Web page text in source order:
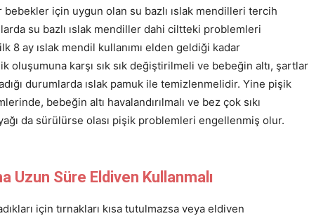
için uygun olan su bazlı ıslak mendilleri tercih
su bazlı ıslak mendiller dahi ciltteki problemleri
8 ay ıslak mendil kullanımı elden geldiği kadar
oluşumuna karşı sık sık değiştirilmeli ve bebeğin altı, şartlar
durumlarda ıslak pamuk ile temizlenmelidir. Yine pişik
bebeğin altı havalandırılmalı ve bez çok sıkı
da sürülürse olası pişik problemleri engellenmiş olur.
Uzun Süre Eldiven Kullanmalı
için tırnakları kısa tutulmazsa veya eldiven